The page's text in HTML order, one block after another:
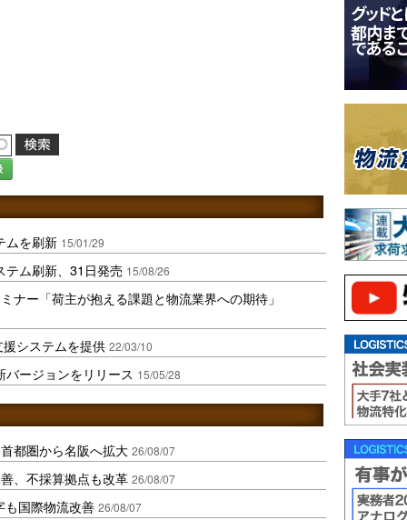
ムを刷新 15/01/29
ム刷新、31日発売 15/08/26
ナー「荷主が抱える課題と物流業界への期待」
システムを提供 22/03/10
ージョンをリリース 15/05/28
都圏から名阪へ拡大 26/08/07
、不採算拠点も改革 26/08/07
も国際物流改善 26/08/07